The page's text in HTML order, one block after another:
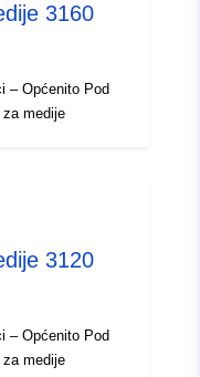
2010
3160
– Općenito Pod
medije
3120
– Općenito Pod
medije